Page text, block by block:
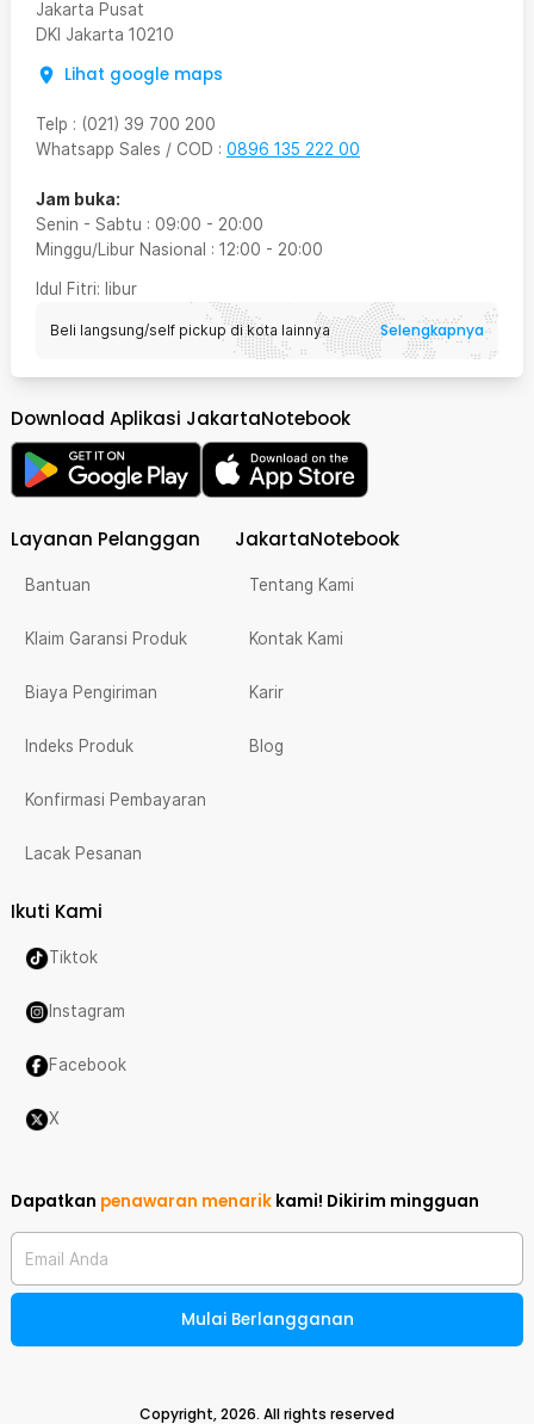
Jakarta Pusat
DKI Jakarta 10210
Lihat google maps
Telp : (021) 39 700 200
Whatsapp Sales / COD : 0896 135 222 00
Jam buka:
Senin - Sabtu : 09:00 - 20:00
Minggu/Libur Nasional : 12:00 - 20:00
Idul Fitri: libur
Beli langsung/self pickup di kota lainnya Selengkapnya
Download Aplikasi JakartaNotebook
Layanan Pelanggan
Bantuan
Klaim Garansi Produk
Biaya Pengiriman
Indeks Produk
Konfirmasi Pembayaran
Lacak Pesanan
JakartaNotebook
Tentang Kami
Kontak Kami
Karir
Blog
Ikuti Kami
Tiktok
Instagram
Facebook
X
Dapatkan penawaran menarik kami! Dikirim mingguan
Email Anda
Mulai Berlangganan
Copyright,2026. All rights reserved